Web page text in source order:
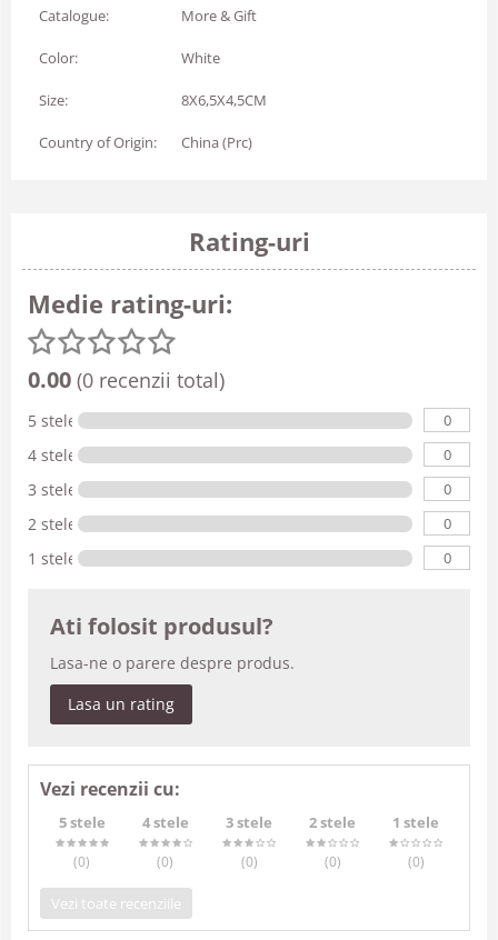
Catalogue: More & Gift
Color: White
Size: 8X6,5X4,5CM
Country of Origin: China (Prc)
Rating-uri
Medie rating-uri:
0.00 (0 recenzii total)
5 stele 0
4 stele 0
3 stele 0
2 stele 0
1 stele 0
Ati folosit produsul?
Lasa-ne o parere despre produs.
Lasa un rating
Vezi recenzii cu:
5 stele
(0)
4 stele
(0)
3 stele
(0)
2 stele
(0)
1 stele
(0)
Vezi toate recenziile